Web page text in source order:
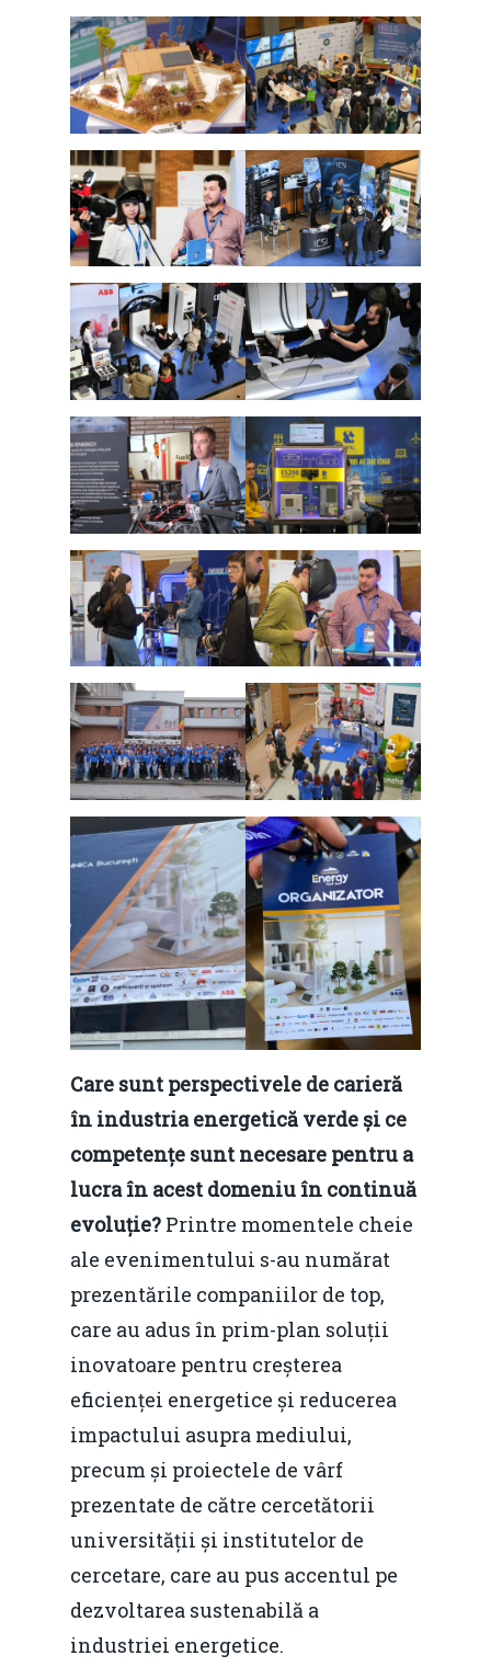
Care sunt perspectivele de carieră
în industria energetică verde și ce
competențe sunt necesare pentru a
lucra în acest domeniu în continuă
evoluție? Printre momentele cheie
ale evenimentului s-au numărat
prezentările companiilor de top,
care au adus în prim-plan soluții
inovatoare pentru creșterea
eficienței energetice și reducerea
impactului asupra mediului,
precum și proiectele de vârf
prezentate de către cercetătorii
universității și institutelor de
cercetare, care au pus accentul pe
dezvoltarea sustenabilă a
industriei energetice.
Home
Noutăți
Despre
Evenimente
Foto
Modelul economic
România – orizont
resurselor naturale
Piaţa gazelor naturale:
predictibilitate,
concurenţă.
Soluții de
Video
Marea Neagră în Noua
economie
Politici Europene în
Economie
Video Forum Marea
EM360 Talk
Contact
Burse pentru
Contact